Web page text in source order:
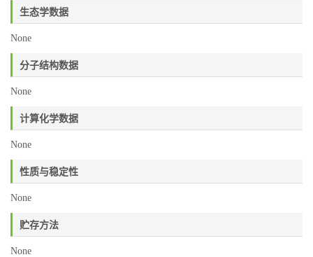
生态学数据
None
分子结构数据
None
计算化学数据
None
性质与稳定性
None
贮存方法
None